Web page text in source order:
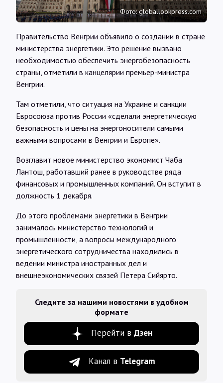
Карты
О нас
Фото: globallookpress.com
Правительство Венгрии объявило о создании в стране
министерства энергетики. Это решение вызвано
необходимостью обеспечить энергобезопасность
страны, отметили в канцелярии премьер-министра
Венгрии.
Там отметили, что ситуация на Украине и санкции
Евросоюза против России «сделали энергетическую
безопасность и цены на энергоносители самыми
важными вопросами в Венгрии и Европе».
Возглавит новое министерство экономист Чаба
Лантош, работавший ранее в руководстве ряда
финансовых и промышленных компаний. Он вступит в
должность 1 декабря.
До этого проблемами энергетики в Венгрии
занималось министерство технологий и
промышленности, а вопросы международного
энергетического сотрудничества находились в
ведении министра иностранных дел и
внешнеэкономических связей Петера Сийярто.
Следите за нашими новостями в удобном
формате
Перейти в Дзен
Канал в Telegram